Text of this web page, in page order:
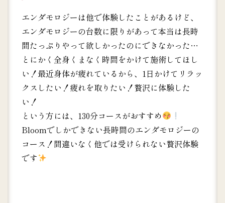
エンダモロジーは他で体験したことがあるけど、
エンダモロジーの台数に限りがあって本当は長時
間たっぷりやって欲しかったのにできなかった…
とにかく全身くまなく時間をかけて施術してほし
い！最近身体が疲れているから、1日かけてリラッ
クスしたい！疲れを取りたい！贅沢に体験した
い！
という方には、130分コースがおすすめ
Bloomでしかできない長時間のエンダモロジーの
コース！間違いなく他では受けられない贅沢体験
です